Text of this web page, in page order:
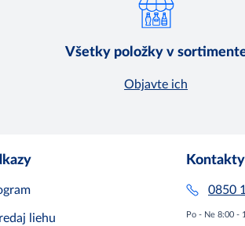
Všetky položky v
Objavte ich
liehu
Kontakty
0850
Po - Ne 8:00 -